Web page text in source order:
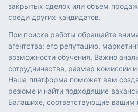
закрытых сделок или объем
среди других кандидатов.
При поиске работы обращайте
агентства: его репутацию,
возможности обучения. Важно
сотрудничества, размер комиссии
Наша платформа поможет вам
резюме и найти подходящие
Балашихе, соответствующие